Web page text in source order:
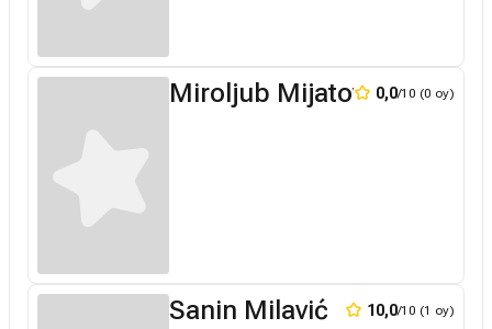
Miroljub Mijatovic0,0/10 (0 oy)
Sanin Milavić 10,0/10 (1 oy)